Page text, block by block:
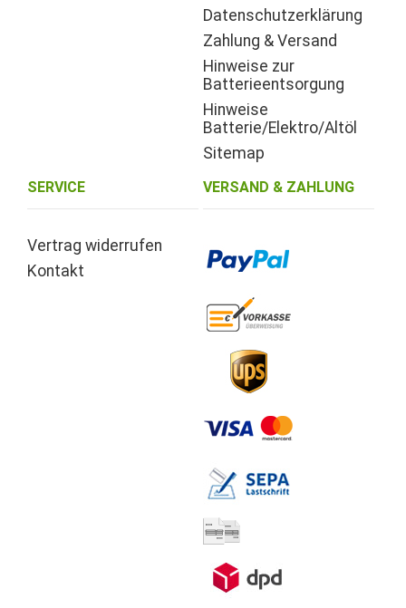
Datenschutzerklärung
Zahlung & Versand
Hinweise zur
Batterieentsorgung
Hinweise
Batterie/Elektro/Altöl
Sitemap
SERVICE
Vertrag widerrufen
Kontakt
VERSAND & ZAHLUNG